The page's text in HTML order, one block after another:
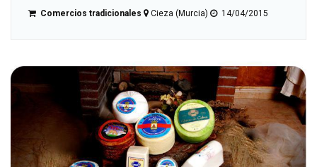
Comercios tradicionales Cieza (Murcia) 14/04/2015